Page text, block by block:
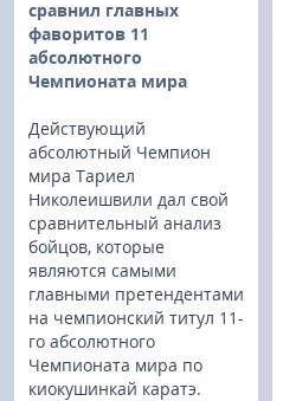
сравнил главных
фаворитов 11
абсолютного
Чемпионата мира
Действующий
абсолютный Чемпион
мира Тариел
Николеишвили дал свой
сравнительный анализ
бойцов, которые
являются самыми
главными претендентами
на чемпионский титул 11-
го абсолютного
Чемпионата мира по
киокушинкай каратэ.